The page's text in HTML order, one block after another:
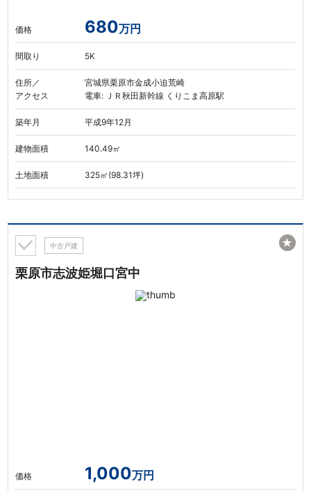
価格 680万円
間取り 5K
住所／
アクセス
宮城県栗原市金成小迫荒崎
電車: ＪＲ秋田新幹線 くりこま高原駅
築年月 平成9年12月
建物面積 140.49㎡
土地面積 325㎡(98.31坪)
中古戸建
栗原市志波姫堀口宮中
価格 1,000万円
★